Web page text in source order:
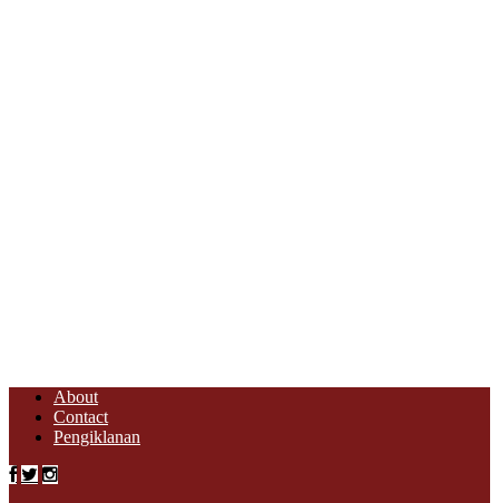
About
Contact
Pengiklanan